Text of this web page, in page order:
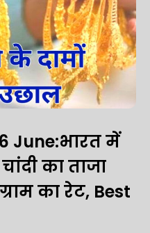
June:भारत में
का ताजा
का रेट, Best